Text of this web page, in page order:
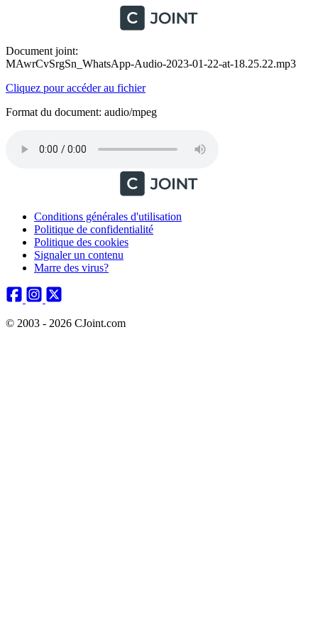
Document joint:
MAwrCvSrgSn_WhatsApp-Audio-2023-01-22-at-18.25.22.mp3
Cliquez pour accéder au fichier
Format du document: audio/mpeg
Conditions générales d'utilisation
Politique de confidentialité
Politique des cookies
Signaler un contenu
Marre des virus?
© 2003 - 2026 CJoint.com